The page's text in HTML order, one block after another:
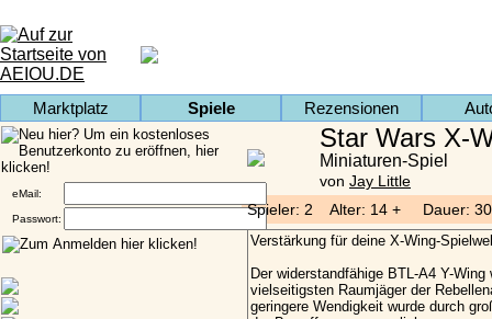
Marktplatz Spiele Rezensionen
eMail:
Passwort:
Star Wars X-
Miniaturen-Spiel
von Jay Little
Spieler: 2 Alter: 14 + Dauer: 30